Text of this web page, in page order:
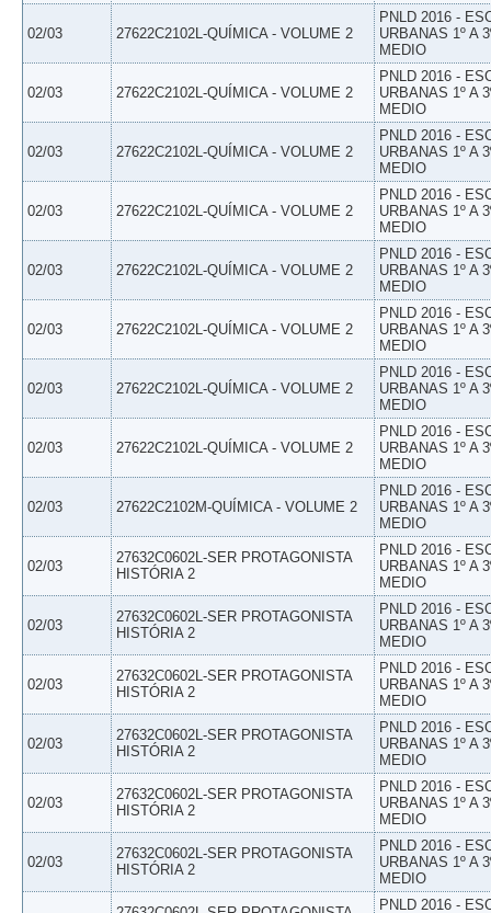
02/03 27622C2102L-QUÍMICA - VOLUME 2
PNLD 2016 -
URBANAS 1º A
MEDIO
02/03 27622C2102L-QUÍMICA - VOLUME 2
PNLD 2016 -
URBANAS 1º A
MEDIO
02/03 27622C2102L-QUÍMICA - VOLUME 2
PNLD 2016 -
URBANAS 1º A
MEDIO
02/03 27622C2102L-QUÍMICA - VOLUME 2
PNLD 2016 -
URBANAS 1º A
MEDIO
02/03 27622C2102L-QUÍMICA - VOLUME 2
PNLD 2016 -
URBANAS 1º A
MEDIO
02/03 27622C2102L-QUÍMICA - VOLUME 2
PNLD 2016 -
URBANAS 1º A
MEDIO
02/03 27622C2102L-QUÍMICA - VOLUME 2
PNLD 2016 -
URBANAS 1º A
MEDIO
02/03 27622C2102L-QUÍMICA - VOLUME 2
PNLD 2016 -
URBANAS 1º A
MEDIO
02/03 27622C2102M-QUÍMICA - VOLUME 2
PNLD 2016 -
URBANAS 1º A
MEDIO
02/03
27632C0602L-SER PROTAGONISTA
HISTÓRIA 2
PNLD 2016 -
URBANAS 1º A
MEDIO
02/03
27632C0602L-SER PROTAGONISTA
HISTÓRIA 2
PNLD 2016 -
URBANAS 1º A
MEDIO
02/03
27632C0602L-SER PROTAGONISTA
HISTÓRIA 2
PNLD 2016 -
URBANAS 1º A
MEDIO
02/03
27632C0602L-SER PROTAGONISTA
HISTÓRIA 2
PNLD 2016 -
URBANAS 1º A
MEDIO
02/03
27632C0602L-SER PROTAGONISTA
HISTÓRIA 2
PNLD 2016 -
URBANAS 1º A
MEDIO
02/03
27632C0602L-SER PROTAGONISTA
HISTÓRIA 2
PNLD 2016 -
URBANAS 1º A
MEDIO
PNLD 2016 -